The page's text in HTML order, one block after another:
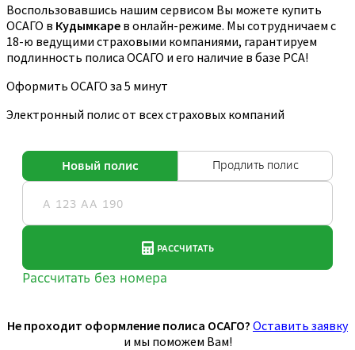
Воспользовавшись нашим сервисом Вы можете купить
ОСАГО в Кудымкаре в онлайн-режиме. Мы сотрудничаем с
18-ю ведущими страховыми компаниями, гарантируем
подлинность полиса ОСАГО и его наличие в базе РСА!
Оформить ОСАГО за 5 минут
Электронный полис от всех страховых компаний
Не проходит оформление полиса ОСАГО? Оставить заявку
и мы поможем Вам!